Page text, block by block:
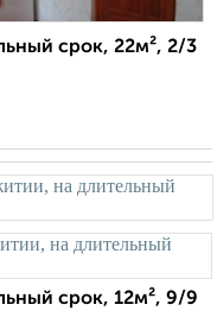
срок, 22м², 2/3
срок, 12м², 9/9